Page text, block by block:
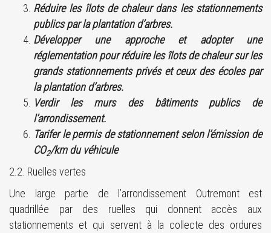
Réduire les îlots de chaleur dans les stationnements
publics par la plantation d’arbres.
Développer une approche et adopter une
réglementation pour réduire les îlots de chaleur sur les
grands stationnements privés et ceux des écoles par
la plantation d’arbres.
Verdir les murs des bâtiments publics de
l’arrondissement.
Tarifer le permis de stationnement selon l’émission de
CO2/km du véhicule
2.2. Ruelles vertes
Une large partie de l’arrondissement Outremont est
quadrillée par des ruelles qui donnent accès aux
stationnements et qui servent à la collecte des ordures